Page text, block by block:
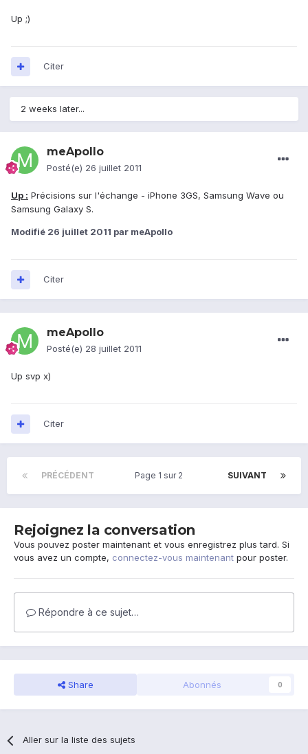
Up ;)
Citer
2 weeks later...
meApollo
Posté(e) 26 juillet 2011
Up : Précisions sur l'échange - iPhone 3GS, Samsung Wave ou
Samsung Galaxy S.
Modifié 26 juillet 2011 par meApollo
Citer
meApollo
Posté(e) 28 juillet 2011
Up svp x)
Citer
PRÉCÉDENT SUIVANT
Page 1 sur 2
Rejoignez la conversation
Vous pouvez poster maintenant et vous enregistrez plus tard. Si
vous avez un compte, connectez-vous maintenant pour poster.
Répondre à ce sujet…
Share Abonnés 0
Aller sur la liste des sujets